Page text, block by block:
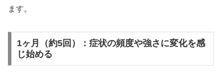
ます。
1ヶ月（約5回）：症状の頻度や強さに変化を感
じ始める